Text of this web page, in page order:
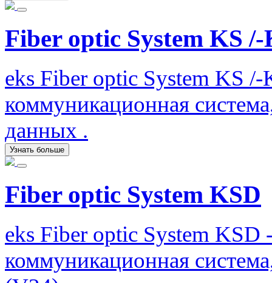
Fiber optic System KS
eks Fiber optic System KS
коммуникационная
данных .
Узнать больше
Fiber optic System KSD
eks Fiber optic System KSD
коммуникационная